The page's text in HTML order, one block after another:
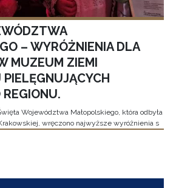
– WYRÓŻNIENIA DLA
MUZEUM ZIEMI
Województwa Małopolskiego, która odbyła
wręczono najwyższe wyróżnienia s